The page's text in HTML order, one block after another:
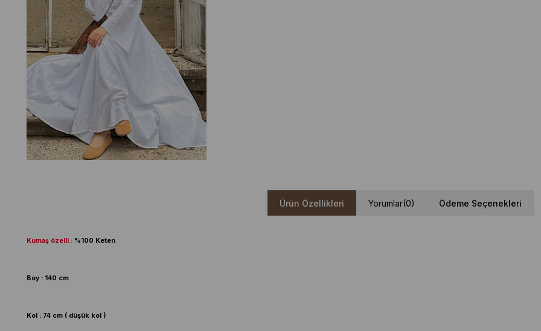
Ürün Özellikleri Yorumlar(0) Ödeme Seçenekleri
Kumaş özelli : %100 Keten
Boy : 140 cm
Kol : 74 cm ( düşük kol )